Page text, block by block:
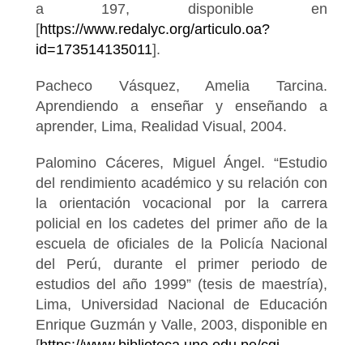
a 197, disponible en
[https://www.redalyc.org/articulo.oa?
id=173514135011].
Pacheco Vásquez, Amelia Tarcina.
Aprendiendo a enseñar y enseñando a
aprender, Lima, Realidad Visual, 2004.
Palomino Cáceres, Miguel Ángel. “Estudio
del rendimiento académico y su relación con
la orientación vocacional por la carrera
policial en los cadetes del primer año de la
escuela de oficiales de la Policía Nacional
del Perú, durante el primer periodo de
estudios del año 1999” (tesis de maestría),
Lima, Universidad Nacional de Educación
Enrique Guzmán y Valle, 2003, disponible en